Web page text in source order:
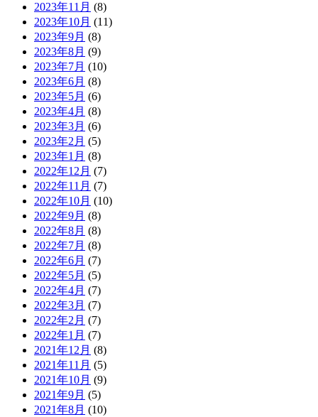
2023年11月 (8)
2023年10月 (11)
2023年9月 (8)
2023年8月 (9)
2023年7月 (10)
2023年6月 (8)
2023年5月 (6)
2023年4月 (8)
2023年3月 (6)
2023年2月 (5)
2023年1月 (8)
2022年12月 (7)
2022年11月 (7)
2022年10月 (10)
2022年9月 (8)
2022年8月 (8)
2022年7月 (8)
2022年6月 (7)
2022年5月 (5)
2022年4月 (7)
2022年3月 (7)
2022年2月 (7)
2022年1月 (7)
2021年12月 (8)
2021年11月 (5)
2021年10月 (9)
2021年9月 (5)
2021年8月 (10)